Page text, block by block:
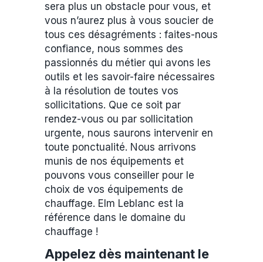
sera plus un obstacle pour vous, et
vous n’aurez plus à vous soucier de
tous ces désagréments : faites-nous
confiance, nous sommes des
passionnés du métier qui avons les
outils et les savoir-faire nécessaires
à la résolution de toutes vos
sollicitations. Que ce soit par
rendez-vous ou par sollicitation
urgente, nous saurons intervenir en
toute ponctualité. Nous arrivons
munis de nos équipements et
pouvons vous conseiller pour le
choix de vos équipements de
chauffage. Elm Leblanc est la
référence dans le domaine du
chauffage !
Appelez dès maintenant le